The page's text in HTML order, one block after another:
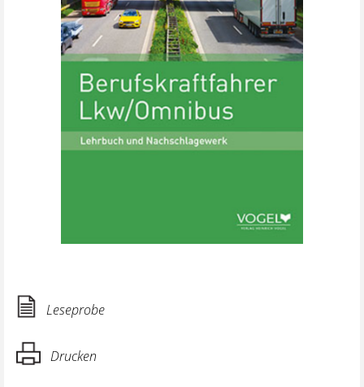
Leseprobe
Drucken